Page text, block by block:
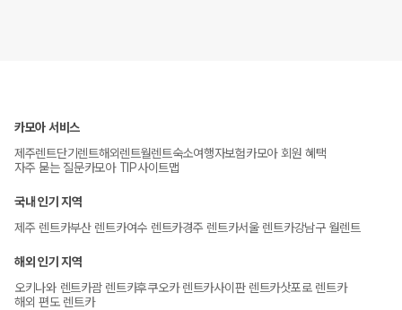
카모아 서비스
제주렌트단기렌트해외렌트월렌트숙소여행자보험카모아 회원 혜택
자주 묻는 질문카모아 TIP사이트맵
국내 인기 지역
제주 렌트카부산 렌트카여수 렌트카경주 렌트카서울 렌트카강남구 월렌트
해외 인기 지역
오키나와 렌트카괌 렌트카후쿠오카 렌트카사이판 렌트카삿포로 렌트카
해외 편도 렌트카